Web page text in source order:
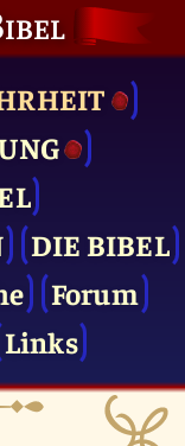
DIE BIBEL
Forum
Links